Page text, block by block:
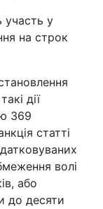
участь у
на строк
дії
369
статті
волі
або
до десяти